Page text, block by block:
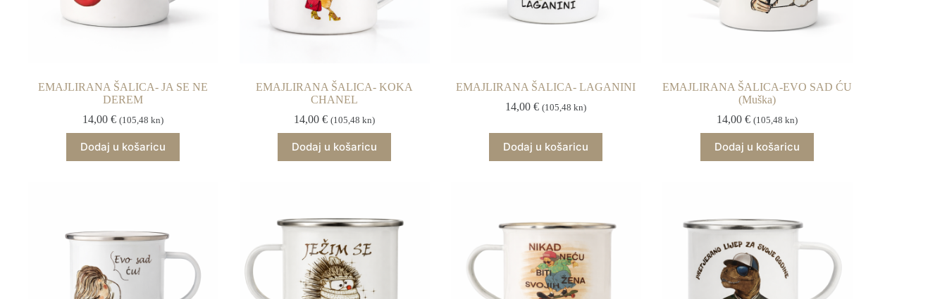
EMAJLIRANA ŠALICA- JA SE NE
DEREM
14,00€ (105,48 kn)
Dodaj u košaricu
EMAJLIRANA ŠALICA- KOKA
CHANEL
14,00€ (105,48 kn)
Dodaj u košaricu
EMAJLIRANA ŠALICA- LAGANINI
14,00€ (105,48 kn)
Dodaj u košaricu
EMAJLIRANA ŠALICA-EVO SAD ĆU
(Muška)
14,00€ (105,48 kn)
Dodaj u košaricu